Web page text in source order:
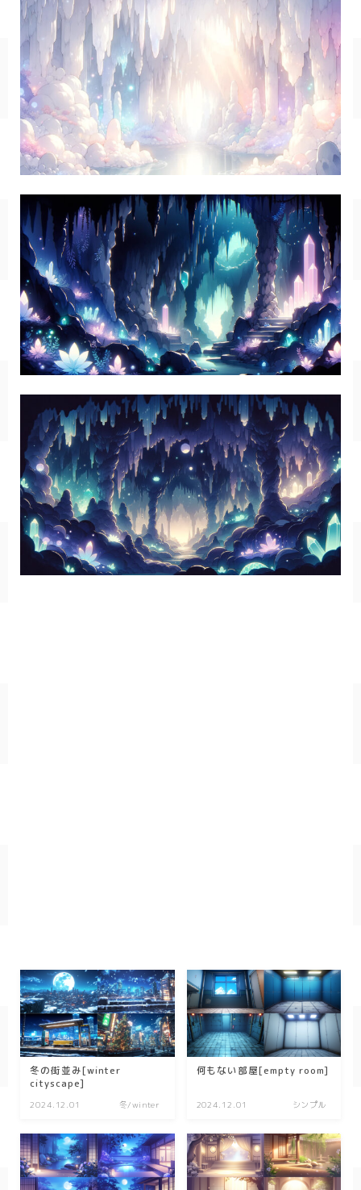
冬の街並み[winter
cityscape]
2024.12.01 冬/winter
何もない部屋[empty room]
2024.12.01 シンプル